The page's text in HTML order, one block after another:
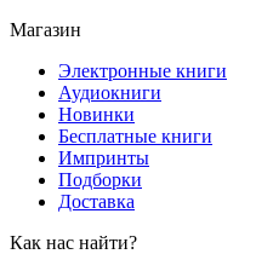
Магазин
Электронные книги
Аудиокниги
Новинки
Бесплатные книги
Импринты
Подборки
Доставка
Как нас найти?